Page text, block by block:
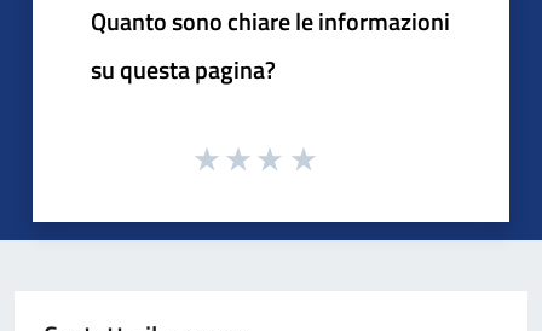
Quanto sono chiare le informazioni
su questa pagina?